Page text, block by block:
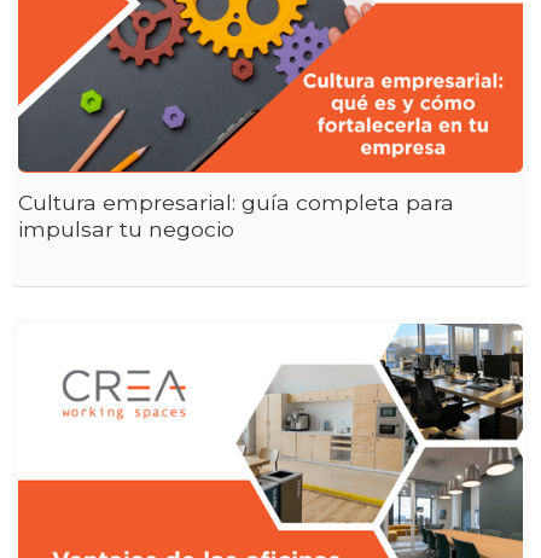
Cultura empresarial: guía completa para
impulsar tu negocio